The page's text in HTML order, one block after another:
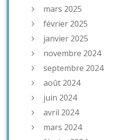
mars 2025
février 2025
janvier 2025
novembre 2024
septembre 2024
août 2024
juin 2024
avril 2024
mars 2024